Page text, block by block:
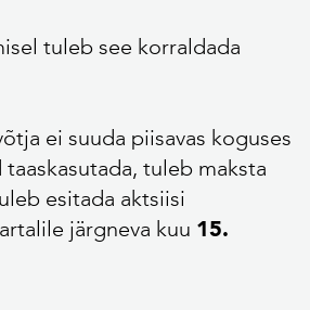
tuleb see korraldada
ei suuda piisavas koguses
tuleb maksta
esitada aktsiisi
järgneva kuu 15.